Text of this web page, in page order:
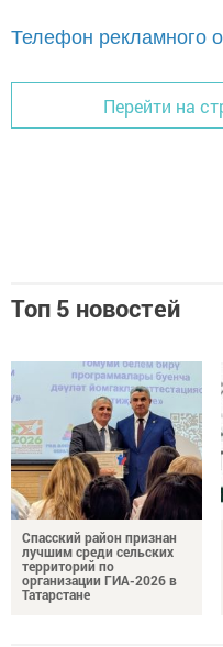
Телефон рекламного
Перейти на
Топ 5 новостей
Спасский район признан
лучшим среди сельских
территорий по
организации ГИА-2026 в
Татарстане